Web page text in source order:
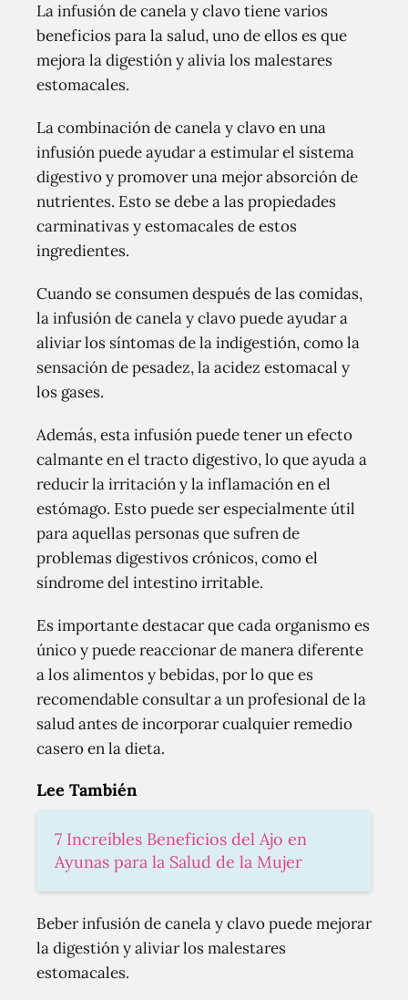
La infusión de canela y clavo tiene varios
beneficios para la salud, uno de ellos es que
mejora la digestión y alivia los malestares
estomacales.
La combinación de canela y clavo en una
infusión puede ayudar a estimular el sistema
digestivo y promover una mejor absorción de
nutrientes. Esto se debe a las propiedades
carminativas y estomacales de estos
ingredientes.
Cuando se consumen después de las comidas,
la infusión de canela y clavo puede ayudar a
aliviar los síntomas de la indigestión, como la
sensación de pesadez, la acidez estomacal y
los gases.
Además, esta infusión puede tener un efecto
calmante en el tracto digestivo, lo que ayuda a
reducir la irritación y la inflamación en el
estómago. Esto puede ser especialmente útil
para aquellas personas que sufren de
problemas digestivos crónicos, como el
síndrome del intestino irritable.
Es importante destacar que cada organismo es
único y puede reaccionar de manera diferente
a los alimentos y bebidas, por lo que es
recomendable consultar a un profesional de la
salud antes de incorporar cualquier remedio
casero en la dieta.
Lee También
7 Increíbles Beneficios del Ajo en
Ayunas para la Salud de la Mujer
Beber infusión de canela y clavo puede mejorar
la digestión y aliviar los malestares
estomacales.